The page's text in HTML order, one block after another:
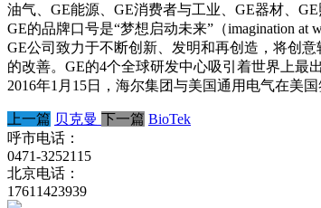
油气、GE能源、GE消费者与工业、GE器材、
GE的品牌口号是“梦想启动未来”（imagination at
GE公司致力于不断创新、发明和再创造，将创
的改善。GE的4个全球研发中心吸引着世界上最
2016年1月15日，海尔集团与美国通用电气在美
上一篇 贝克曼 下一篇 BioTek
呼市电话：
0471-3252115
北京电话：
17611423939